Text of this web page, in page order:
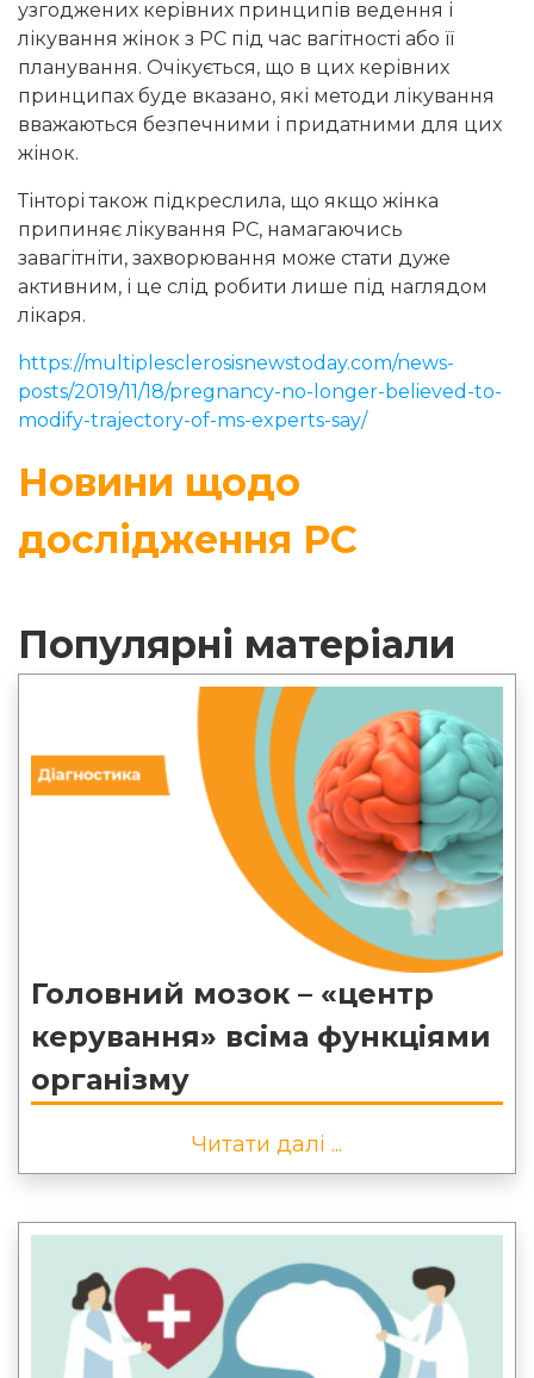
узгоджених керівних принципів ведення і
лікування жінок з РС під час вагітності або її
планування. Очікується, що в цих керівних
принципах буде вказано, які методи лікування
вважаються безпечними і придатними для цих
жінок.
Тінторі також підкреслила, що якщо жінка
припиняє лікування РС, намагаючись
завагітніти, захворювання може стати дуже
активним, і це слід робити лише під наглядом
лікаря.
https://multiplesclerosisnewstoday.com/news-
posts/2019/11/18/pregnancy-no-longer-believed-to-
modify-trajectory-of-ms-experts-say/
Новини щодо
дослідження РС
Популярні матеріали
Головний мозок – «центр
керування» всіма функціями
організму
Читати далі ...